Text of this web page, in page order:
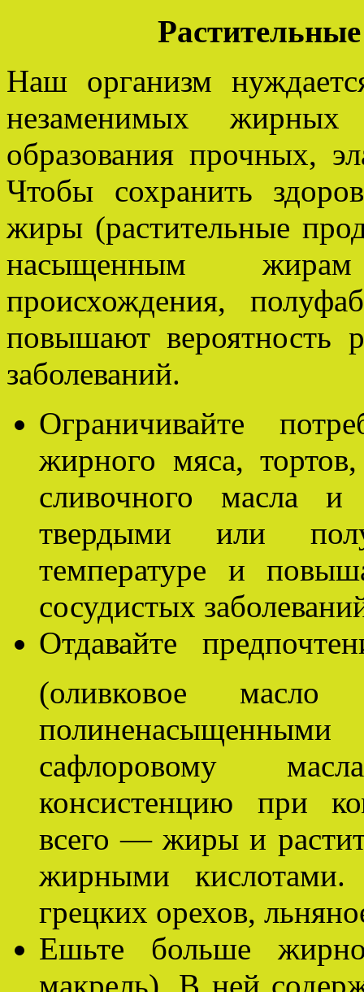
Наш организм
незаменимых
образования прочных,
Чтобы сохранить
жиры (растительные
насыщенным
происхождения,
повышают вероятность
заболеваний.
Ограничивайте
жирного мяса,
сливочного масла
твердыми или
температуре и
сосудистых
Отдавайте
(оливковое
сафлоровому
консистенцию при
всего — жиры и
жирными
грецких орехов,
Ешьте больше
макрель). В ней